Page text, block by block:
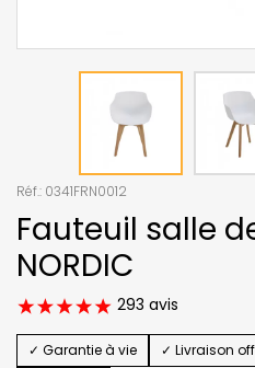
Réf.: 0341FRN0012
Fauteuil salle
NORDIC
293 avis
✓ Garantie à vie ✓ Livraison